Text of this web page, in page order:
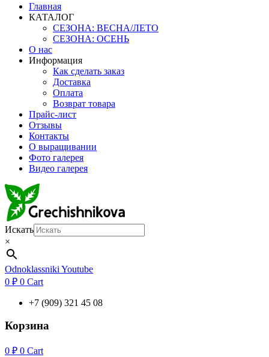
Главная
КАТАЛОГ
СЕЗОНА: ВЕСНА/ЛЕТО
СЕЗОНА: ОСЕНЬ
О нас
Информация
Как сделать заказ
Доставка
Оплата
Возврат товара
Прайс-лист
Отзывы
Контакты
О выращивании
Фото галерея
Видео галерея
Искать
×
Odnoklassniki Youtube
0 ₽ 0 Cart
+7 (909) 321 45 08
Корзина
0 ₽ 0 Cart